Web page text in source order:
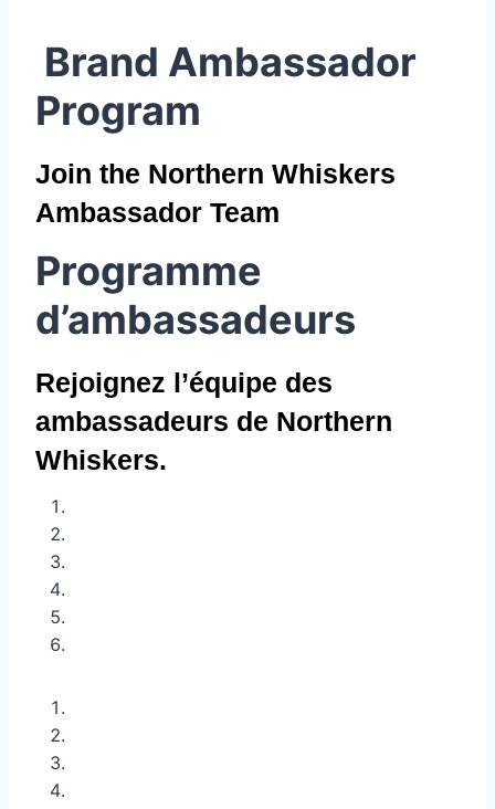
Brand Ambassador
Program
Join the Northern Whiskers
Ambassador Team
Programme
d’ambassadeurs
Rejoignez l’équipe des
ambassadeurs de Northern
Whiskers.